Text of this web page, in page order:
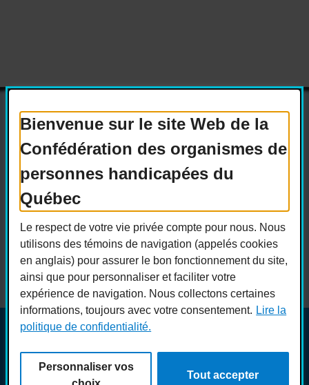
Bienvenue sur le site Web de la
Confédération des organismes de
personnes handicapées du
Québec
Le respect de votre vie privée compte pour nous. Nous
utilisons des témoins de navigation (appelés cookies
en anglais) pour assurer le bon fonctionnement du site,
ainsi que pour personnaliser et faciliter votre
expérience de navigation. Nous collectons certaines
informations, toujours avec votre consentement. Lire la
politique de confidentialité.
Personnaliser vos
Tout accepter
Actualités
Devenir membre
Nous joindre
Nous recrutons
Guide sur l’accessibilité universelle
FAQ
réservés.
Conception :
Crédits photo :
Merryl B.